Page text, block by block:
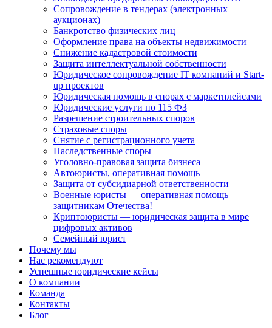
Сопровождение в тендерах (электронных
аукционах)
Банкротство физических лиц
Оформление права на объекты недвижимости
Снижение кадастровой стоимости
Защита интеллектуальной собственности
Юридическое сопровождение IT компаний и Start-
up проектов
Юридическая помощь в спорах с маркетплейсами
Юридические услуги по 115 ФЗ
Разрешение строительных споров
Страховые споры
Снятие с регистрационного учета
Наследственные споры
Уголовно-правовая защита бизнеса
Автоюристы, оперативная помощь
Защита от субсидиарной ответственности
Военные юристы — оперативная помощь
защитникам Отечества!
Криптоюристы — юридическая защита в мире
цифровых активов
Семейный юрист
Почему мы
Нас рекомендуют
Успешные юридические кейсы
О компании
Команда
Контакты
Блог